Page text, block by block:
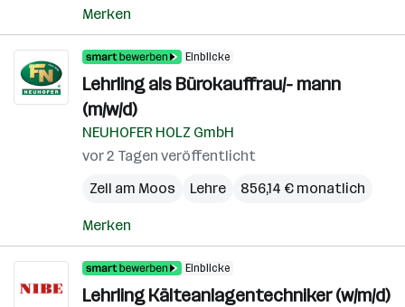
Merken
Einblicke
Lehrling als Bürokauffrau/- mann
(m/w/d)
NEUHOFER HOLZ GmbH
vor 2 Tagen veröffentlicht
Zell am Moos
Lehre 856,14 € monatlich
Merken
Einblicke
Lehrling Kälteanlagentechniker (w/m/d)